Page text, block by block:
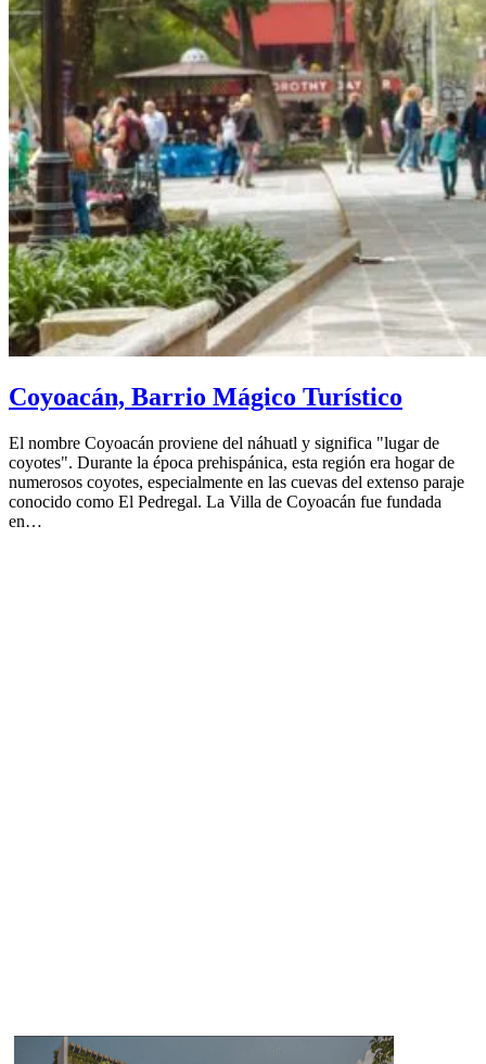
Coyoacán, Barrio Mágico Turístico
El nombre Coyoacán proviene del náhuatl y significa "lugar de
coyotes". Durante la época prehispánica, esta región era hogar de
numerosos coyotes, especialmente en las cuevas del extenso paraje
conocido como El Pedregal. La Villa de Coyoacán fue fundada
en…